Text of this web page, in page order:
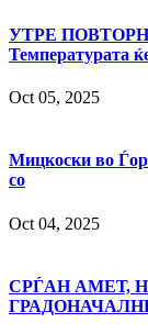
УТРЕ
Температурата
Oct 05, 2025
Мицкоски во
со
Oct 04, 2025
СРЃАН АМЕТ,